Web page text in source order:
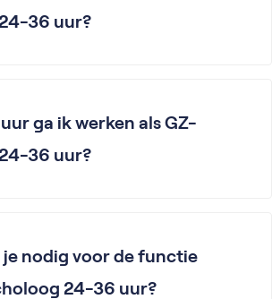
36 uur?
ga ik werken als GZ-
36 uur?
je nodig voor de functie
24-36 uur?